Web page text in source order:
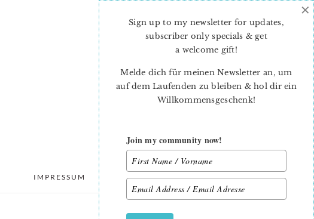
IMPRESSUM DATENSCHUTZ
Sign up to my newsletter for updates,
subscriber only specials & get
a welcome gift!
Melde dich für meinen Newsletter an, um
auf dem Laufenden zu bleiben & hol dir ein
Willkommensgeschenk!
Join my community now!
×